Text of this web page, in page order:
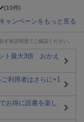
(10件)
ャンペーンをもっと見る
各説明頁でご確認ください。
ト最大3倍 おかえ
利用者はさらに+1
お得に読書を楽し